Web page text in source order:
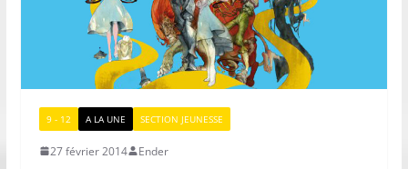
9 - 12 A LA UNE SECTION JEUNESSE
27 février 2014 Ender